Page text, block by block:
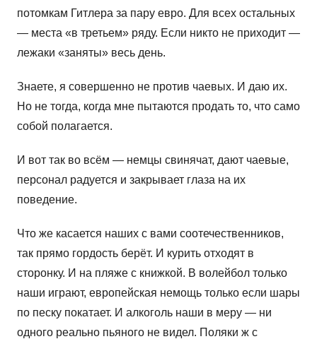
потомкам Гитлера за пару евро. Для всех остальных
— места «в третьем» ряду. Если никто не приходит —
лежаки «заняты» весь день.
Знаете, я совершенно не против чаевых. И даю их.
Но не тогда, когда мне пытаются продать то, что само
собой полагается.
И вот так во всём — немцы свинячат, дают чаевые,
персонал радуется и закрывает глаза на их
поведение.
Что же касается наших с вами соотечественников,
так прямо гордость берёт. И курить отходят в
сторонку. И на пляже с книжкой. В волейбол только
наши играют, европейская немощь только если шары
по песку покатает. И алкоголь наши в меру — ни
одного реально пьяного не видел. Поляки ж с